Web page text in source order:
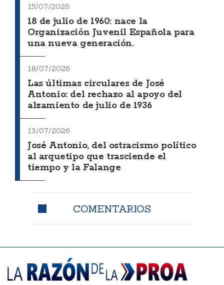
15/07/2026
18 de julio de 1960: nace la
Organización Juvenil Española para
una nueva generación.
18/07/2026
Las últimas circulares de José
Antonio: del rechazo al apoyo del
alzamiento de julio de 1936
13/07/2026
José Antonio, del ostracismo político
al arquetipo que trasciende el
tiempo y la Falange
COMENTARIOS